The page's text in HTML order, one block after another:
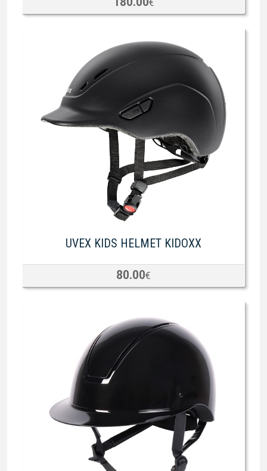
€
UVEX KIDS HELMET KIDOXX
80.00€